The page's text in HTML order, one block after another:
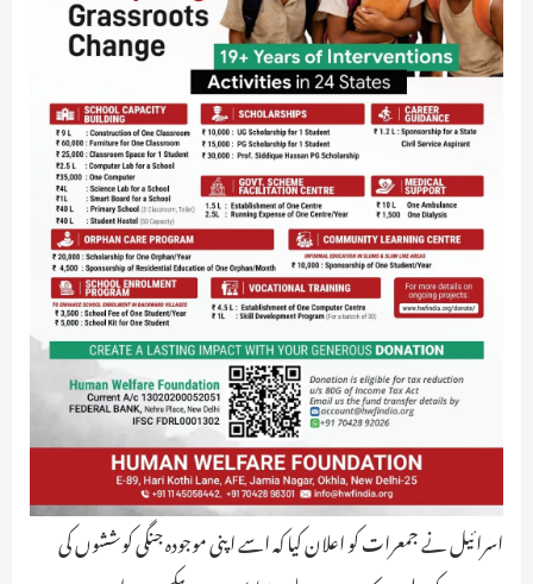
اسرائیل نے جمعرات کو اعلان کیا کہ اسے اپنی موجودہ جنگی کوششوں کی